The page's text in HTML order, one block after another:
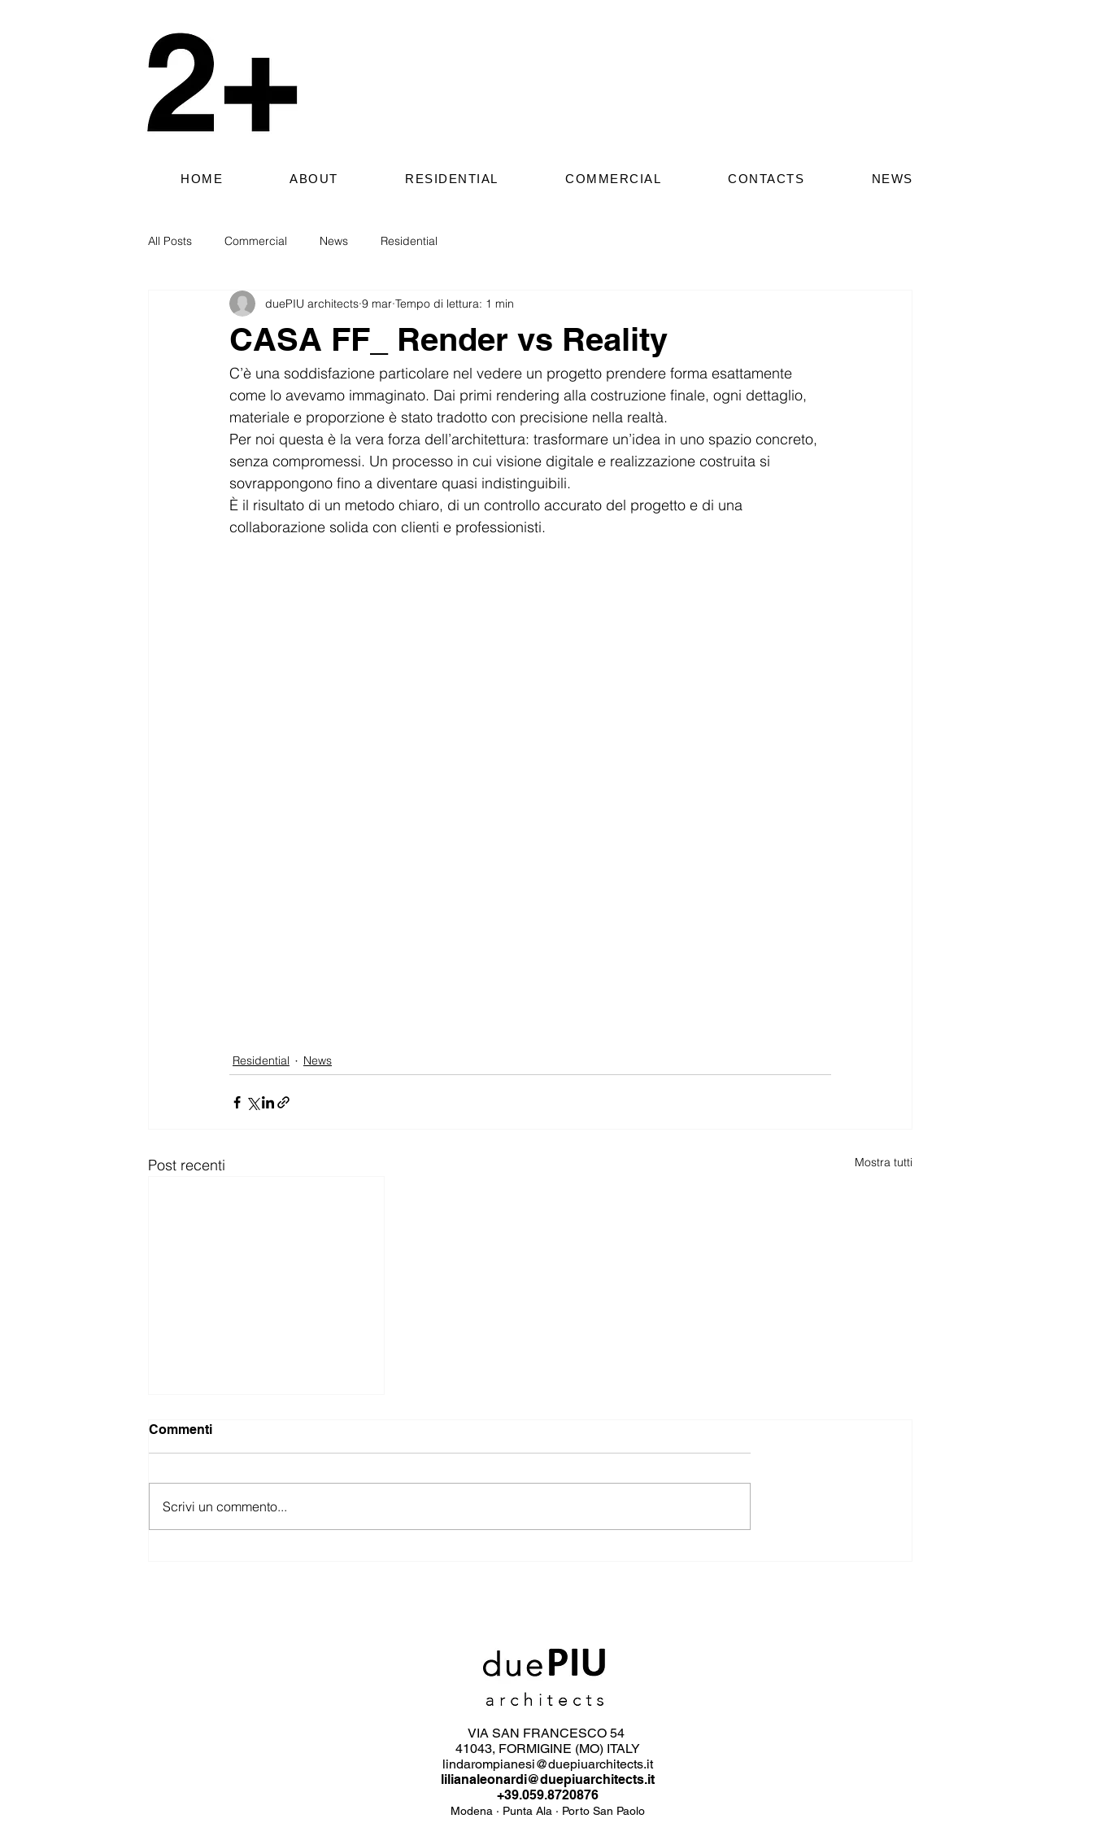
HOME ABOUT RESIDENTIAL COMMERCIAL CONTACTS NEWS
All Posts Commercial News Residential
CASA FF_ Render vs Reality
duePIU architects 9 mar Tempo di lettura: 1 min
C’è una soddisfazione particolare nel vedere un progetto prendere forma esattamente
come lo avevamo immaginato. Dai primi rendering alla costruzione finale, ogni dettaglio,
materiale e proporzione è stato tradotto con precisione nella realtà.
Per noi questa è la vera forza dell’architettura: trasformare un’idea in uno spazio concreto,
senza compromessi. Un processo in cui visione digitale e realizzazione costruita si
sovrappongono fino a diventare quasi indistinguibili.
È il risultato di un metodo chiaro, di un controllo accurato del progetto e di una
collaborazione solida con clienti e professionisti.
Residential News
Post recenti Mostra tutti
Commenti
Scrivi un commento...
VIA SAN FRANCESCO 54
41043, FORMIGINE (MO) ITALY
lindarompianesi@duepiuarchitects.it
lilianaleonardi@duepiuarchitects.it
+39.059.8720876
Modena · Punta Ala · Porto San Paolo